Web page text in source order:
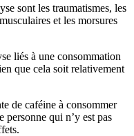
sont les traumatismes, les
et les morsures
liés à une consommation
que cela soit relativement
de caféine à consommer
personne qui n’y est pas